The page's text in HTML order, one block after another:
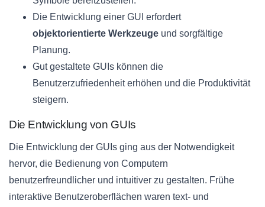
Die Entwicklung einer GUI erfordert
objektorientierte Werkzeuge und sorgfältige
Planung.
Gut gestaltete GUIs können die
Benutzerzufriedenheit erhöhen und die Produktivität
steigern.
Die Entwicklung von GUIs
Die Entwicklung der GUIs ging aus der Notwendigkeit
hervor, die Bedienung von Computern
benutzerfreundlicher und intuitiver zu gestalten. Frühe
interaktive Benutzeroberflächen waren text- und